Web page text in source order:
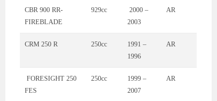
CBR 900 RR-
FIREBLADE
929cc
2000 –
2003
AR
CRM 250 R 250cc
1991 –
1996
AR
FORESIGHT 250
FES
250cc
1999 –
2007
AR